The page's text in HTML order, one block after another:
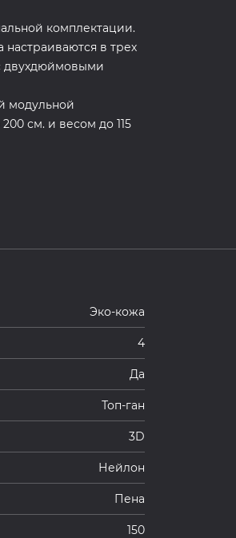
комплектации.
настраиваются в трех
двухдюймовыми
модульной
см. и весом до 115
Эко-кожа
4
Да
Топ-ган
3D
Нейлон
Пена
150